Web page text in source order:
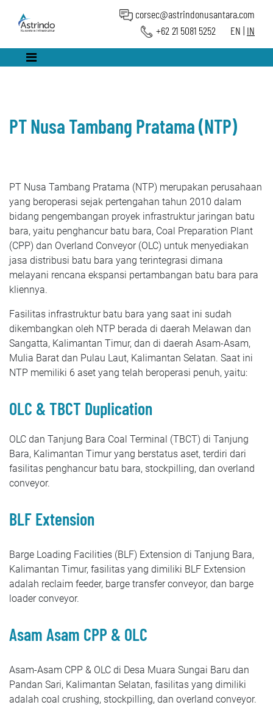
corsec@astrindonusantara.com
+62 21 5081 5252
EN | IN
PT Nusa Tambang Pratama (NTP)
PT Nusa Tambang Pratama (NTP) merupakan perusahaan
yang beroperasi sejak pertengahan tahun 2010 dalam
bidang pengembangan proyek infrastruktur jaringan batu
bara, yaitu penghancur batu bara, Coal Preparation Plant
(CPP) dan Overland Conveyor (OLC) untuk menyediakan
jasa distribusi batu bara yang terintegrasi dimana
melayani rencana ekspansi pertambangan batu bara para
kliennya.
Fasilitas infrastruktur batu bara yang saat ini sudah
dikembangkan oleh NTP berada di daerah Melawan dan
Sangatta, Kalimantan Timur, dan di daerah Asam-Asam,
Mulia Barat dan Pulau Laut, Kalimantan Selatan. Saat ini
NTP memiliki 6 aset yang telah beroperasi penuh, yaitu:
OLC & TBCT Duplication
OLC dan Tanjung Bara Coal Terminal (TBCT) di Tanjung
Bara, Kalimantan Timur yang berstatus aset, terdiri dari
fasilitas penghancur batu bara, stockpilling, dan overland
conveyor.
BLF Extension
Barge Loading Facilities (BLF) Extension di Tanjung Bara,
Kalimantan Timur, fasilitas yang dimiliki BLF Extension
adalah reclaim feeder, barge transfer conveyor, dan barge
loader conveyor.
Asam Asam CPP & OLC
Asam-Asam CPP & OLC di Desa Muara Sungai Baru dan
Pandan Sari, Kalimantan Selatan, fasilitas yang dimiliki
adalah coal crushing, stockpilling, dan overland conveyor.